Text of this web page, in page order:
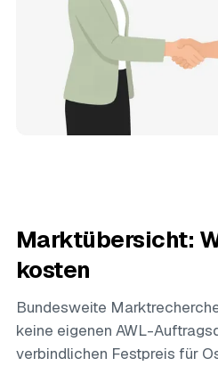
Marktübersicht:
kosten
Bundesweite
keine eigenen AWL-
verbindlichen Festpreis für